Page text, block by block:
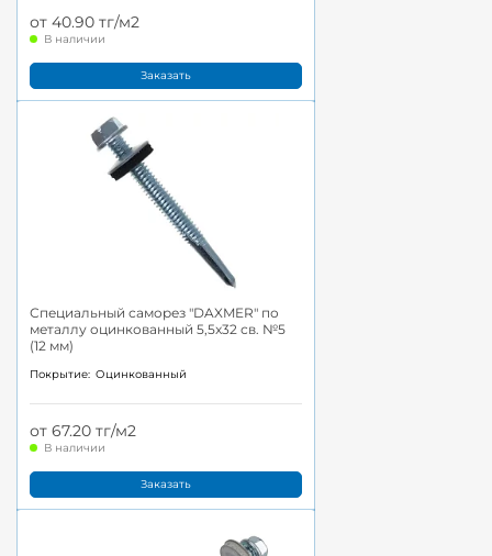
от 40.90 тг/м2
В наличии
Заказать
Специальный саморез "DAXMER" по
металлу оцинкованный 5,5x32 св. №5
(12 мм)
Покрытие: Оцинкованный
от 67.20 тг/м2
В наличии
Заказать